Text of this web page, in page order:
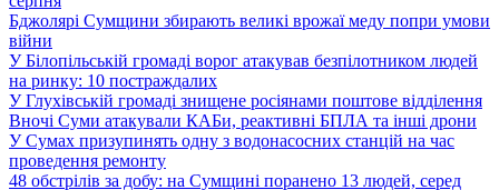
Бджолярі Сумщини збирають великі врожаї меду попри умови
війни
У Білопільській громаді ворог атакував безпілотником людей
на ринку: 10 постраждалих
У Глухівській громаді знищене росіянами поштове відділення
Вночі Суми атакували КАБи, реактивні БПЛА та інші дрони
У Сумах призупинять одну з водонасосних станцій на час
проведення ремонту
48 обстрілів за добу: на Сумщині поранено 13 людей, серед